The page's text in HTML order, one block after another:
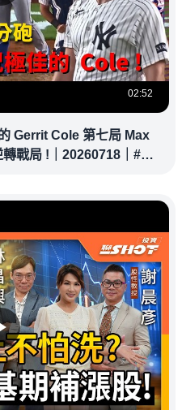
02:52
Gerrit Cole 第七局 Max
戰局 !｜20260718｜#洛